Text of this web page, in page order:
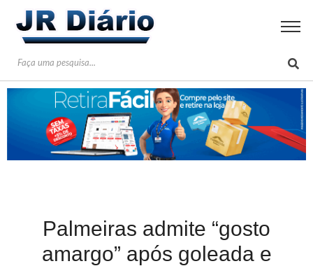
Palmeiras admite “gosto
amargo” após goleada e